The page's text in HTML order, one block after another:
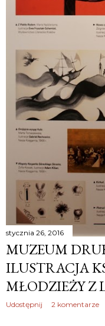
stycznia 26, 2016
MUZEUM
ILUSTRACJA
MŁODZIEŻY Z
Udostępnij 2 komentarze